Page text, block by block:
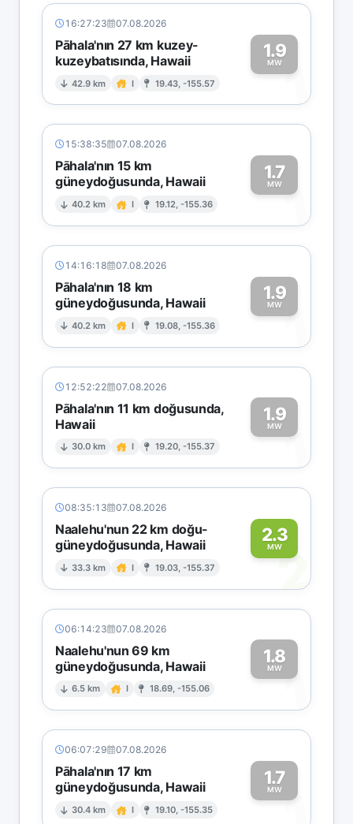
16:27:23 07.08.2026
Pāhala'nın 27 km kuzey-
kuzeybatısında, Hawaii
42.9 km I 19.43, -155.57
1.9
MW1
15:38:35 07.08.2026
Pāhala'nın 15 km
güneydoğusunda, Hawaii
40.2 km I 19.12, -155.36
1.7
MW1
14:16:18 07.08.2026
Pāhala'nın 18 km
güneydoğusunda, Hawaii
40.2 km I 19.08, -155.36
1.9
MW1
12:52:22 07.08.2026
Pāhala'nın 11 km doğusunda,
Hawaii
30.0 km I 19.20, -155.37
1.9
MW1
08:35:13 07.08.2026
Naalehu'nun 22 km doğu-
güneydoğusunda, Hawaii
33.3 km I 19.03, -155.37
2.3
MW
2
06:14:23 07.08.2026
Naalehu'nun 69 km
güneydoğusunda, Hawaii
6.5 km I 18.69, -155.06
1.8
MW1
06:07:29 07.08.2026
Pāhala'nın 17 km
güneydoğusunda, Hawaii
30.4 km I 19.10, -155.35
1.7
MW